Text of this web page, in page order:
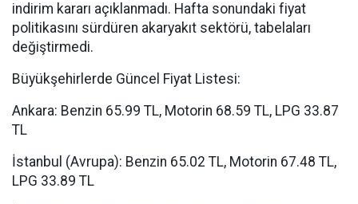
indirim kararı açıklanmadı. Hafta sonundaki fiyat
politikasını sürdüren akaryakıt sektörü, tabelaları
değiştirmedi.
Büyükşehirlerde Güncel Fiyat Listesi:
Ankara: Benzin 65.99 TL, Motorin 68.59 TL, LPG 33.87
TL
İstanbul (Avrupa): Benzin 65.02 TL, Motorin 67.48 TL,
LPG 33.89 TL